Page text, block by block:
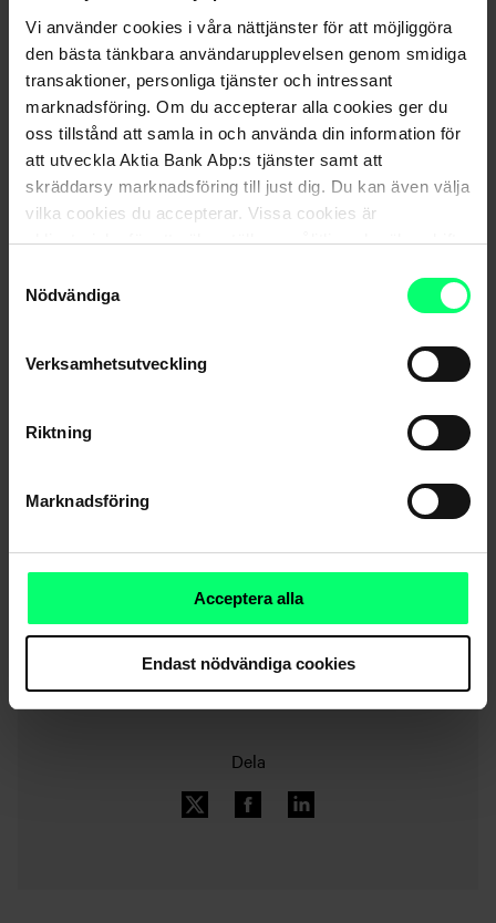
Vi använder cookies i våra nättjänster för att möjliggöra
den bästa tänkbara användarupplevelsen genom smidiga
transaktioner, personliga tjänster och intressant
marknadsföring. Om du accepterar alla cookies ger du
oss tillstånd att samla in och använda din information för
att utveckla Aktia Bank Abp:s tjänster samt att
skräddarsy marknadsföring till just dig. Du kan även välja
vilka cookies du accepterar. Vissa cookies är
obligatoriska för att säkerställa en pålitlig och säker drift
Nödvändiga
Verksamhetsutveckling
Riktning
Marknadsföring
Acceptera alla
Endast nödvändiga cookies
I diskussionen deltog också Harri Isokoski , chefsjurist på
FINE Försäkrings- och finansrådgivningen, ochEeli Hulmi,
direktör på LokalTapiola Livförsäkringsbolag.
För att spela videon måste allacookiespå webbsidan
accepteras. Videon är på finska.
Nyhetsarkiv
Dela